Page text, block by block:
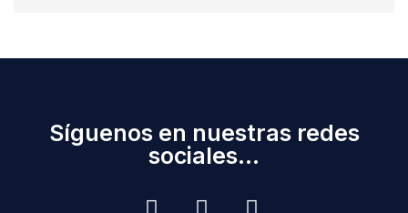
Síguenos en nuestras redes
sociales...